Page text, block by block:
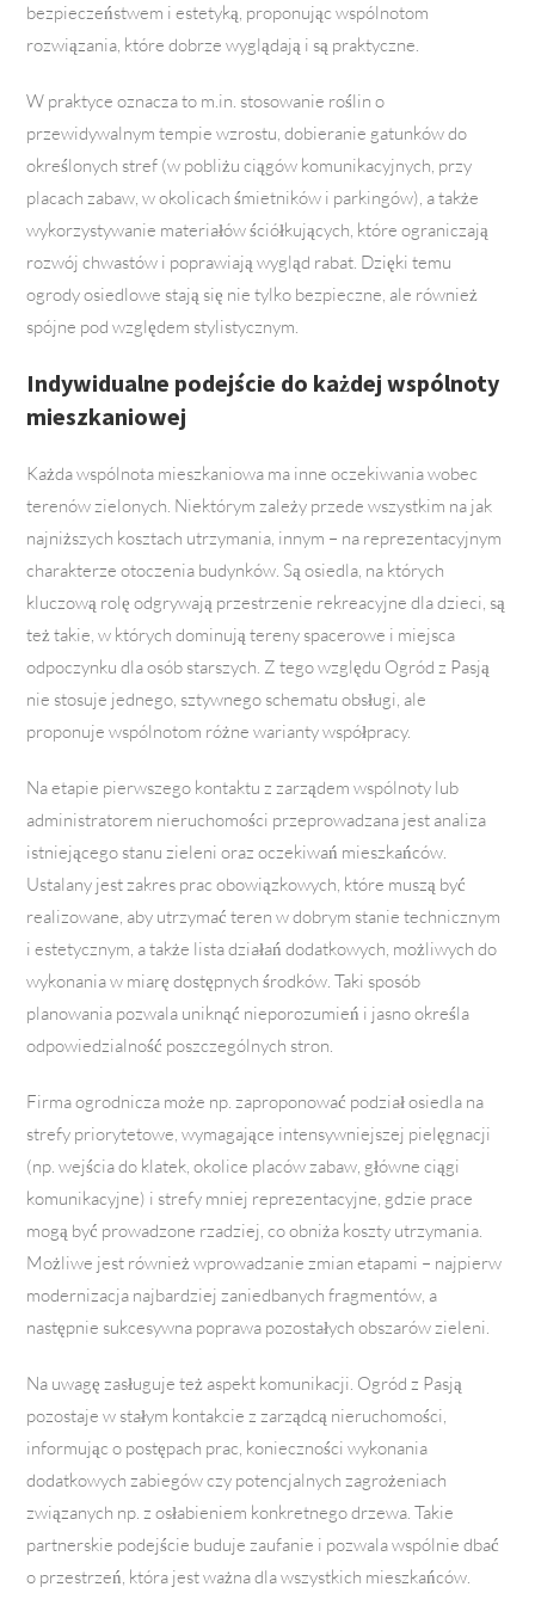
bezpieczeństwem i estetyką, proponując wspólnotom
rozwiązania, które dobrze wyglądają i są praktyczne.
W praktyce oznacza to m.in. stosowanie roślin o
przewidywalnym tempie wzrostu, dobieranie gatunków do
określonych stref (w pobliżu ciągów komunikacyjnych, przy
placach zabaw, w okolicach śmietników i parkingów), a także
wykorzystywanie materiałów ściółkujących, które ograniczają
rozwój chwastów i poprawiają wygląd rabat. Dzięki temu
ogrody osiedlowe stają się nie tylko bezpieczne, ale również
spójne pod względem stylistycznym.
Indywidualne podejście do każdej wspólnoty
mieszkaniowej
Każda wspólnota mieszkaniowa ma inne oczekiwania wobec
terenów zielonych. Niektórym zależy przede wszystkim na jak
najniższych kosztach utrzymania, innym – na reprezentacyjnym
charakterze otoczenia budynków. Są osiedla, na których
kluczową rolę odgrywają przestrzenie rekreacyjne dla dzieci, są
też takie, w których dominują tereny spacerowe i miejsca
odpoczynku dla osób starszych. Z tego względu Ogród z Pasją
nie stosuje jednego, sztywnego schematu obsługi, ale
proponuje wspólnotom różne warianty współpracy.
Na etapie pierwszego kontaktu z zarządem wspólnoty lub
administratorem nieruchomości przeprowadzana jest analiza
istniejącego stanu zieleni oraz oczekiwań mieszkańców.
Ustalany jest zakres prac obowiązkowych, które muszą być
realizowane, aby utrzymać teren w dobrym stanie technicznym
i estetycznym, a także lista działań dodatkowych, możliwych do
wykonania w miarę dostępnych środków. Taki sposób
planowania pozwala uniknąć nieporozumień i jasno określa
odpowiedzialność poszczególnych stron.
Firma ogrodnicza może np. zaproponować podział osiedla na
strefy priorytetowe, wymagające intensywniejszej pielęgnacji
(np. wejścia do klatek, okolice placów zabaw, główne ciągi
komunikacyjne) i strefy mniej reprezentacyjne, gdzie prace
mogą być prowadzone rzadziej, co obniża koszty utrzymania.
Możliwe jest również wprowadzanie zmian etapami – najpierw
modernizacja najbardziej zaniedbanych fragmentów, a
następnie sukcesywna poprawa pozostałych obszarów zieleni.
Na uwagę zasługuje też aspekt komunikacji. Ogród z Pasją
pozostaje w stałym kontakcie z zarządcą nieruchomości,
informując o postępach prac, konieczności wykonania
dodatkowych zabiegów czy potencjalnych zagrożeniach
związanych np. z osłabieniem konkretnego drzewa. Takie
partnerskie podejście buduje zaufanie i pozwala wspólnie dbać
o przestrzeń, która jest ważna dla wszystkich mieszkańców.